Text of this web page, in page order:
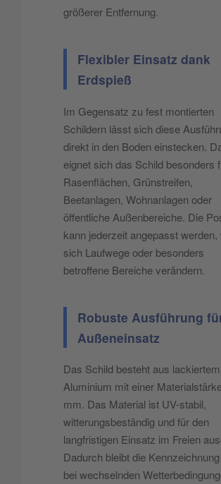
größerer Entfernung.
Flexibler Einsatz dank
Erdspieß
Im Gegensatz zu fest montierten
Schildern lässt sich diese
direkt in den Boden einstecken.
eignet sich das Schild besonders
Rasenflächen, Grünstreifen,
Beetanlagen, Wohnanlagen oder
öffentliche Außenbereiche. Die
kann jederzeit angepasst werden,
sich Laufwege oder besonders
betroffene Bereiche verändern.
Robuste Ausführung
Außeneinsatz
Das Schild besteht aus lackiertem
Aluminium mit einer
mm. Das Material ist UV-stabil,
witterungsbeständig und für den
langfristigen Einsatz im Freien
Dadurch bleibt die
bei wechselnden